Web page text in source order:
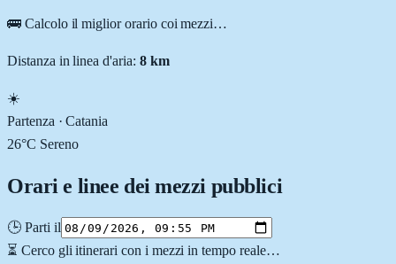
🚌 Calcolo il miglior orario coi mezzi…
Distanza in linea d'aria: 8km
☀️
Partenza ·Catania
26°C Sereno
Orari e linee dei mezzi pubblici
🕒 Parti il
⏳ Cerco gli itinerari con i mezzi in tempo reale…